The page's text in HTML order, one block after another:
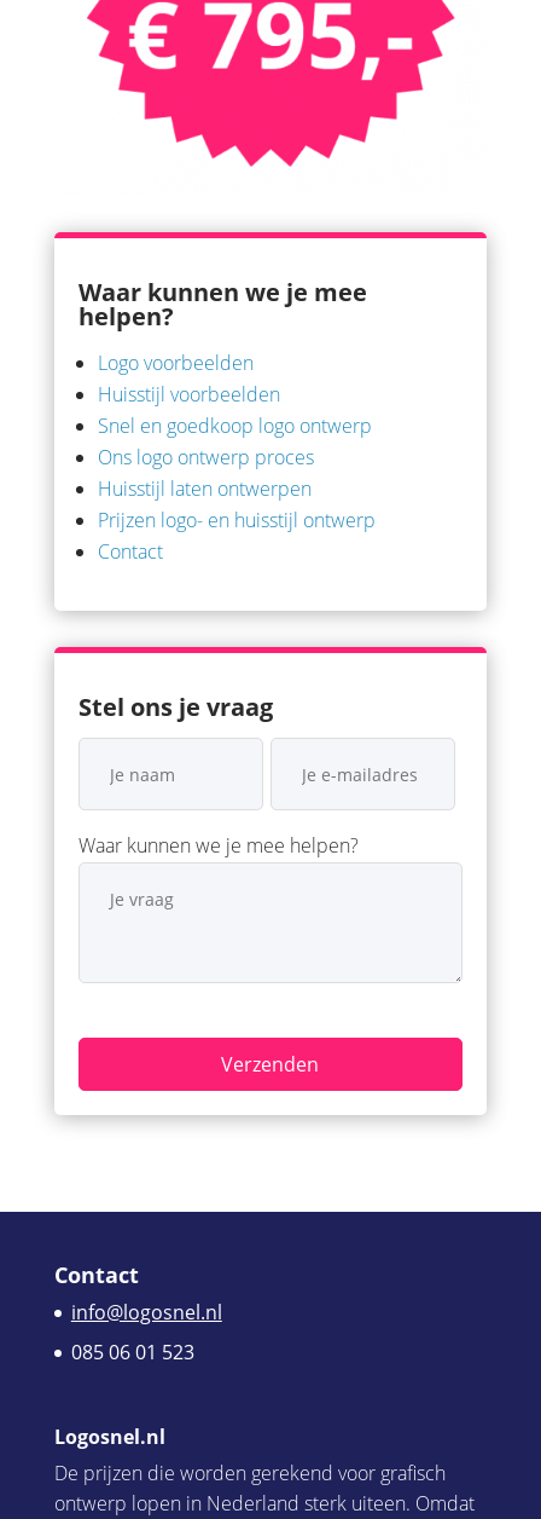
Waar kunnen we je mee
helpen?
Logo voorbeelden
Huisstijl voorbeelden
Snel en goedkoop logo ontwerp
Ons logo ontwerp proces
Huisstijl laten ontwerpen
Prijzen logo- en huisstijl ontwerp
Contact
Stel ons je vraag
Waar kunnen we je mee helpen?
Contact
info@logosnel.nl
085 06 01 523
Logosnel.nl
De prijzen die worden gerekend voor grafisch
ontwerp lopen in Nederland sterk uiteen. Omdat